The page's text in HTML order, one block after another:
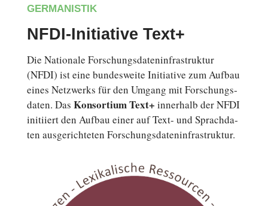
GERMANISTIK
NFDI-Initiative Text+
Die Na­tio­na­le For­schungs­da­ten­in­fra­struk­tur
(NFDI) ist eine bun­des­wei­te In­itia­ti­ve zum Aufbau
eines Netz­werks für den Umgang mit For­schungs­
da­ten. Das Kon­sor­ti­um Text+ in­ner­halb der NFDI
in­iti­iert den Aufbau einer auf Text- und Sprach­da­
ten aus­ge­rich­te­ten Forschungsdateninfrastruktur.